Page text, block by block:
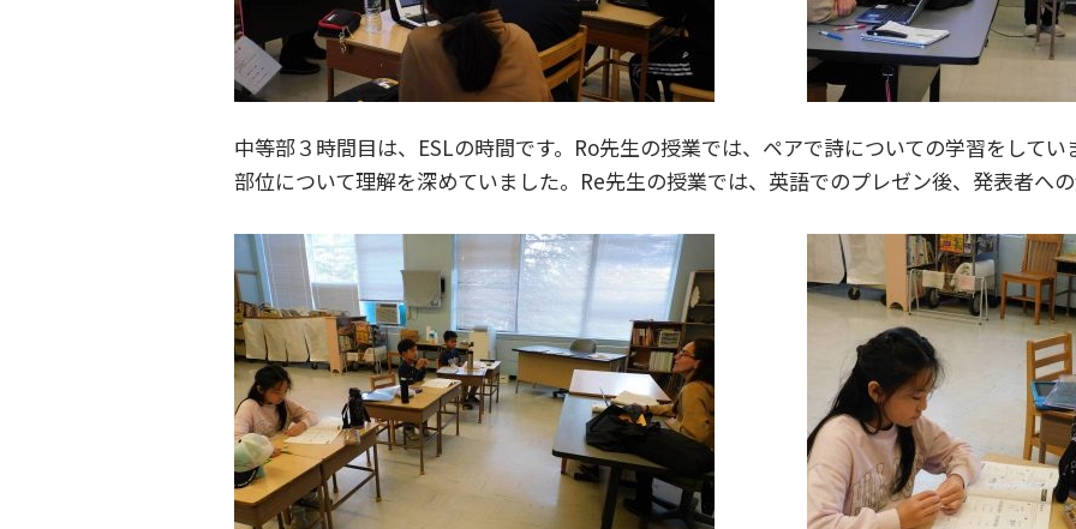
中等部３時間目は、ESLの時間です。Ro先生の授業では、ペアで詩についての学習をして
部位について理解を深めていました。Re先生の授業では、英語でのプレゼン後、発表者へ